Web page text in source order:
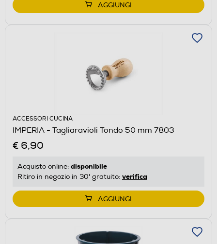
AGGIUNGI
ACCESSORI CUCINA
IMPERIA - Tagliaravioli Tondo 50 mm 7803
€ 6,90
Acquisto online: disponibile
Ritiro in negozio in 30' gratuito: verifica
AGGIUNGI